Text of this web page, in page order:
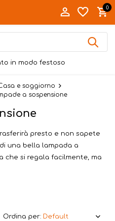
0
in modo festoso
e soggiorno
a sospensione
presto e non sapete
una bella lampada a
che si regala facilmente, ma
Ordina per: